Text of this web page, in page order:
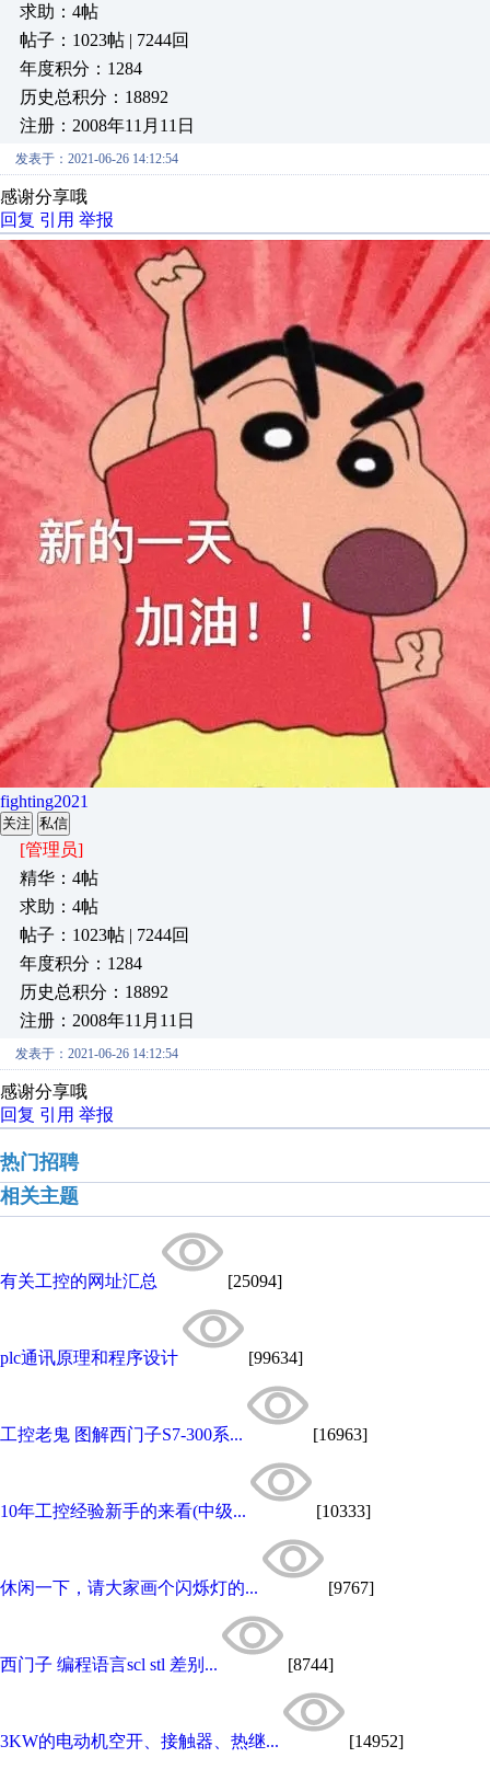
求助：4帖
帖子：1023帖 | 7244回
年度积分：1284
历史总积分：18892
注册：2008年11月11日
发表于：2021-06-26 14:12:54
感谢分享哦
回复 引用 举报
fighting2021
关注 私信
[管理员]
精华：4帖
求助：4帖
帖子：1023帖 | 7244回
年度积分：1284
历史总积分：18892
注册：2008年11月11日
发表于：2021-06-26 14:12:54
感谢分享哦
回复 引用 举报
热门招聘
相关主题
有关工控的网址汇总 [25094]
plc通讯原理和程序设计 [99634]
工控老鬼 图解西门子S7-300系... [16963]
10年工控经验新手的来看(中级... [10333]
休闲一下，请大家画个闪烁灯的... [9767]
西门子 编程语言scl stl 差别... [8744]
3KW的电动机空开、接触器、热继... [14952]